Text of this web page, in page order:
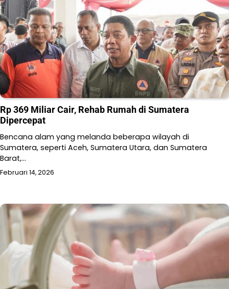
Rp 369 Miliar Cair, Rehab Rumah di Sumatera
Dipercepat
Bencana alam yang melanda beberapa wilayah di
Sumatera, seperti Aceh, Sumatera Utara, dan Sumatera
Barat,…
Februari 14, 2026